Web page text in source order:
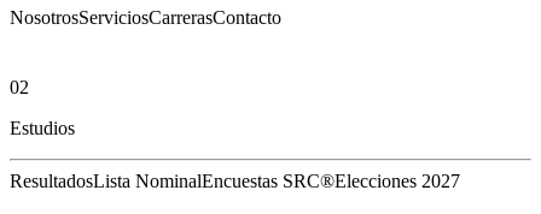
NosotrosServiciosCarrerasContacto
02
Estudios
ResultadosLista NominalEncuestas SRC®Elecciones 2027